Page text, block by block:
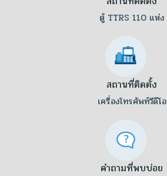
ตู้ TTRS 110 แห่ง
สถานที่ติดตั้ง
เครื่องโทรศัพท์วีดีโอ
คำถามที่พบบ่อย